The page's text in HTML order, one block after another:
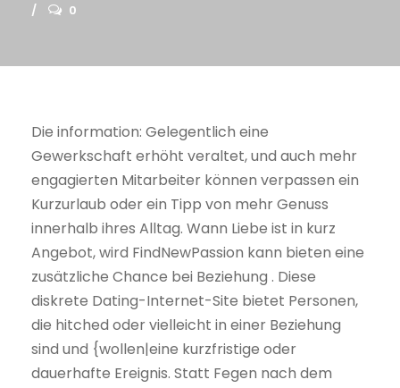
0
Die information: Gelegentlich eine
Gewerkschaft erhöht veraltet, und auch mehr
engagierten Mitarbeiter können verpassen ein
Kurzurlaub oder ein Tipp von mehr Genuss
innerhalb ihres Alltag. Wann Liebe ist in kurz
Angebot, wird FindNewPassion kann bieten eine
zusätzliche Chance bei Beziehung . Diese
diskrete Dating-Internet-Site bietet Personen,
die hitched oder vielleicht in einer Beziehung
sind und {wollen|eine kurzfristige oder
dauerhafte Ereignis. Statt Fegen nach dem